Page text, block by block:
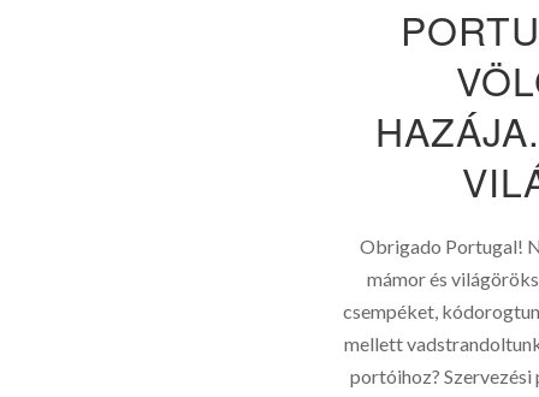
Obrigado Portugal!
mámor és
csempéket,
mellett
portóihoz?